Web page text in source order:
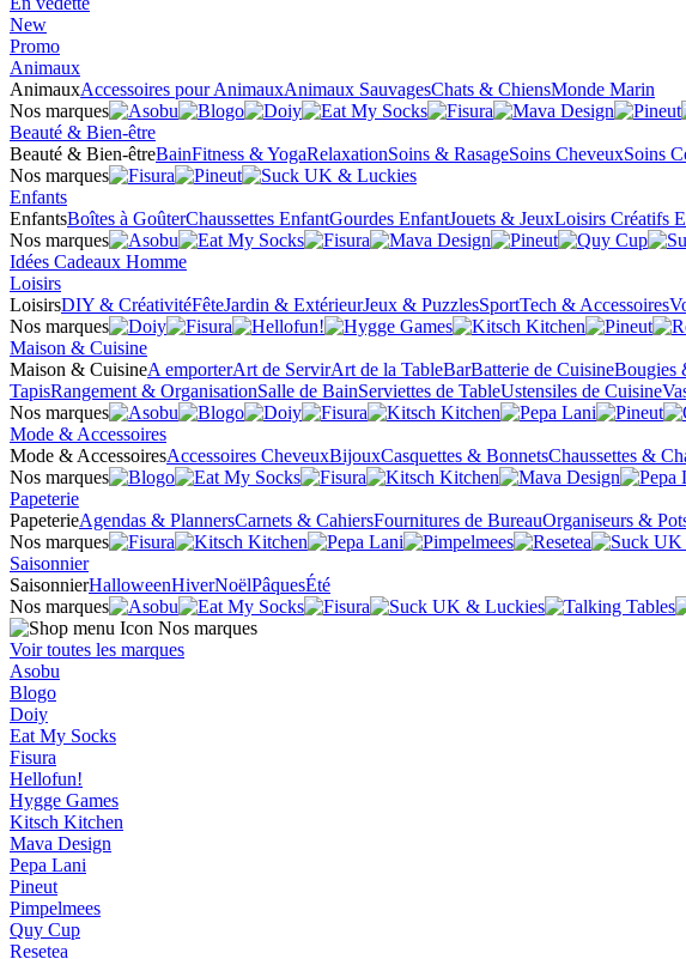
New
Promo
Animaux
AnimauxAccessoires pour AnimauxAnimaux SauvagesChats & ChiensMonde Marin
Nos marques
Beauté & Bien-être
Beauté & Bien-êtreBainFitness & YogaRelaxationSoins & RasageSoins CheveuxSoins
Nos marques
Enfants
EnfantsBoîtes à GoûterChaussettes EnfantGourdes EnfantJouets & JeuxLoisirs Créatifs
Nos marques
Idées Cadeaux Homme
Loisirs
LoisirsDIY & CréativitéFêteJardin & ExtérieurJeux & PuzzlesSportTech & Accessoires
Nos marques
Maison & Cuisine
Maison & CuisineA emporterArt de ServirArt de la TableBarBatterie de CuisineBougies
TapisRangement & OrganisationSalle de BainServiettes de TableUstensiles de Cuisine
Nos marques
Mode & Accessoires
Mode & AccessoiresAccessoires CheveuxBijouxCasquettes & BonnetsChaussettes &
Nos marques
Papeterie
PapeterieAgendas & PlannersCarnets & CahiersFournitures de BureauOrganiseurs &
Nos marques
Saisonnier
SaisonnierHalloweenHiverNoëlPâquesÉté
Nos marques
Nos marques
Voir toutes les marques
Asobu
Blogo
Doiy
Eat My Socks
Fisura
Hellofun!
Hygge Games
Kitsch Kitchen
Mava Design
Pepa Lani
Pineut
Pimpelmees
Quy Cup
Resetea